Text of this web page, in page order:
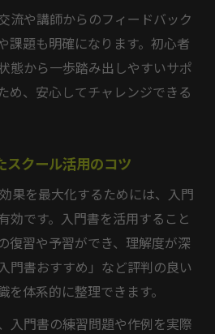
から曲完成までの道のり
いDTM制作手順のポイント
クール併用の効果的学習法
流や講師からのフィードバック
課題も明確になります。初心者
態から一歩踏み出しやすいサポ
め、安心してチャレンジできる
スクール活用のコツ
果を最大化するためには、入門
効です。入門書を活用すること
復習や予習ができ、理解度が深
門書おすすめ」など評判の良い
体系的に整理できます。
入門書の練習問題や作例を実際